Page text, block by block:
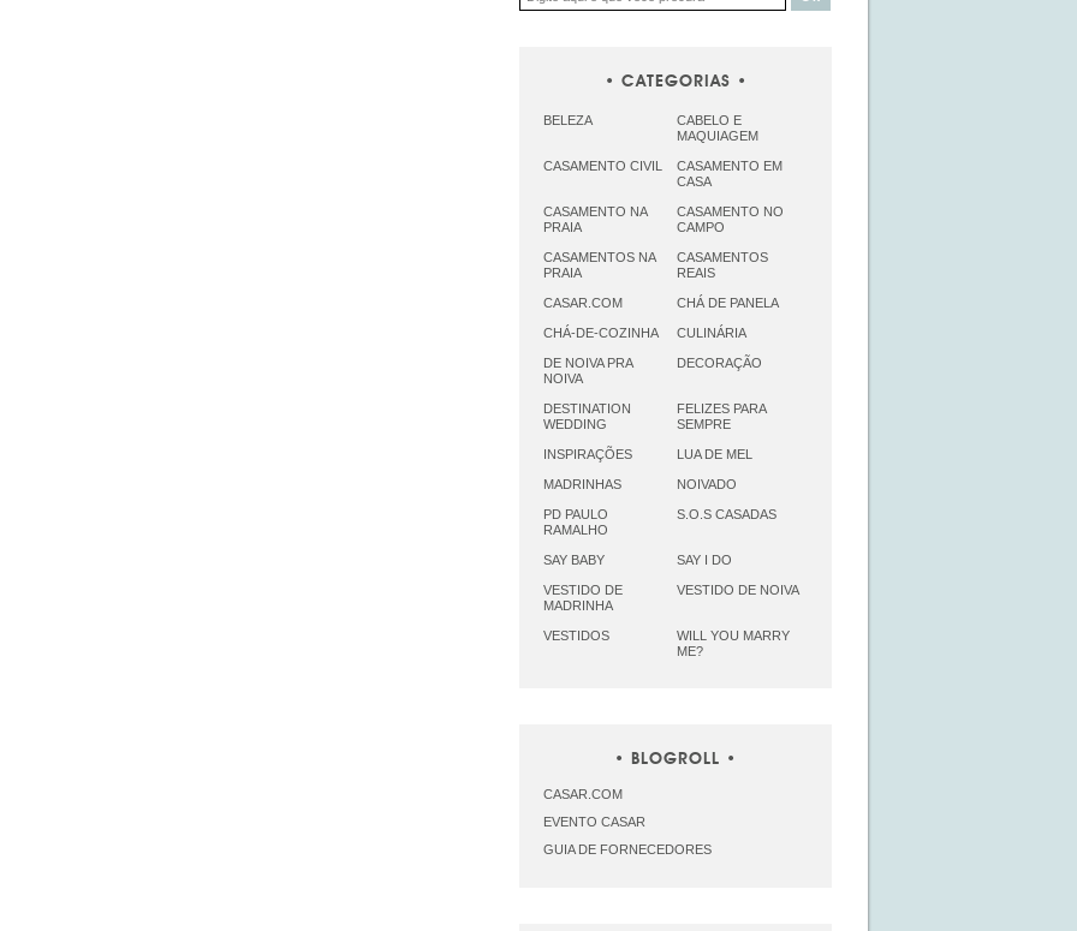
CATEGORIAS
BELEZA
CABELO E
MAQUIAGEM
CASAMENTO CIVIL
CASAMENTO EM
CASA
CASAMENTO NA
PRAIA
CASAMENTO NO
CAMPO
CASAMENTOS NA
PRAIA
CASAMENTOS
REAIS
CASAR.COM CHÁ DE PANELA
CHÁ-DE-COZINHA CULINÁRIA
DE NOIVA PRA
NOIVA
DECORAÇÃO
DESTINATION
WEDDING
FELIZES PARA
SEMPRE
INSPIRAÇÕES LUA DE MEL
MADRINHAS NOIVADO
PD PAULO
RAMALHO
S.O.S CASADAS
SAY BABY SAY I DO
VESTIDO DE
MADRINHA
VESTIDO DE NOIVA
VESTIDOS
WILL YOU MARRY
ME?
BLOGROLL
CASAR.COM
EVENTO CASAR
GUIA DE FORNECEDORES